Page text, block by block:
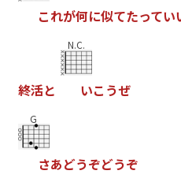
これが何に似てたってい
終活と
N.C.
いこ うぜ
G
さあどうぞどうぞ